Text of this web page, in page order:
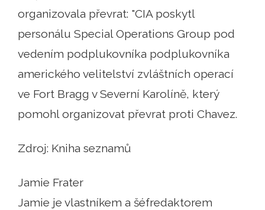
organizovala převrat: "CIA poskytl
personálu Special Operations Group pod
vedením podplukovníka podplukovníka
amerického velitelství zvláštních operací
ve Fort Bragg v Severní Karolíně, který
pomohl organizovat převrat proti Chavez.
Zdroj: Kniha seznamů
Jamie Frater
Jamie je vlastníkem a šéfredaktorem